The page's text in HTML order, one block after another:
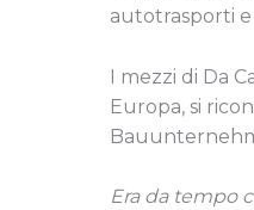
autotrasporti e
I mezzi di Da
Europa, si
Era da tempo